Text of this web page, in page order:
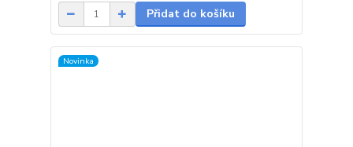
Přidat do košíku
Novinka